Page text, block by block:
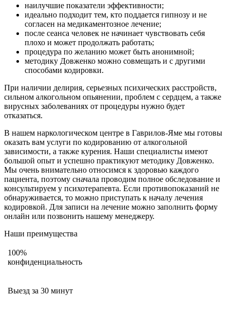
наилучшие показатели эффективности;
идеально подходит тем, кто поддается гипнозу и не
согласен на медикаментозное лечение;
после сеанса человек не начинает чувствовать себя
плохо и может продолжать работать;
процедура по желанию может быть анонимной;
методику Довженко можно совмещать и с другими
способами кодировки.
При наличии делирия, серьезных психических расстройств,
сильном алкогольном опьянении, проблем с сердцем, а также
вирусных заболеваниях от процедуры нужно будет
отказаться.
В нашем наркологическом центре в Гаврилов-Яме мы готовы
оказать вам услуги по кодированию от алкогольной
зависимости, а также курения. Наши специалисты имеют
большой опыт и успешно практикуют методику Довженко.
Мы очень внимательно относимся к здоровью каждого
пациента, поэтому сначала проводим полное обследование и
консультируем у психотерапевта. Если противопоказаний не
обнаруживается, то можно приступать к началу лечения
кодировкой. Для записи на лечение можно заполнить форму
онлайн или позвонить нашему менеджеру.
Наши преимущества
100%
конфиденциальность
Выезд за 30 минут